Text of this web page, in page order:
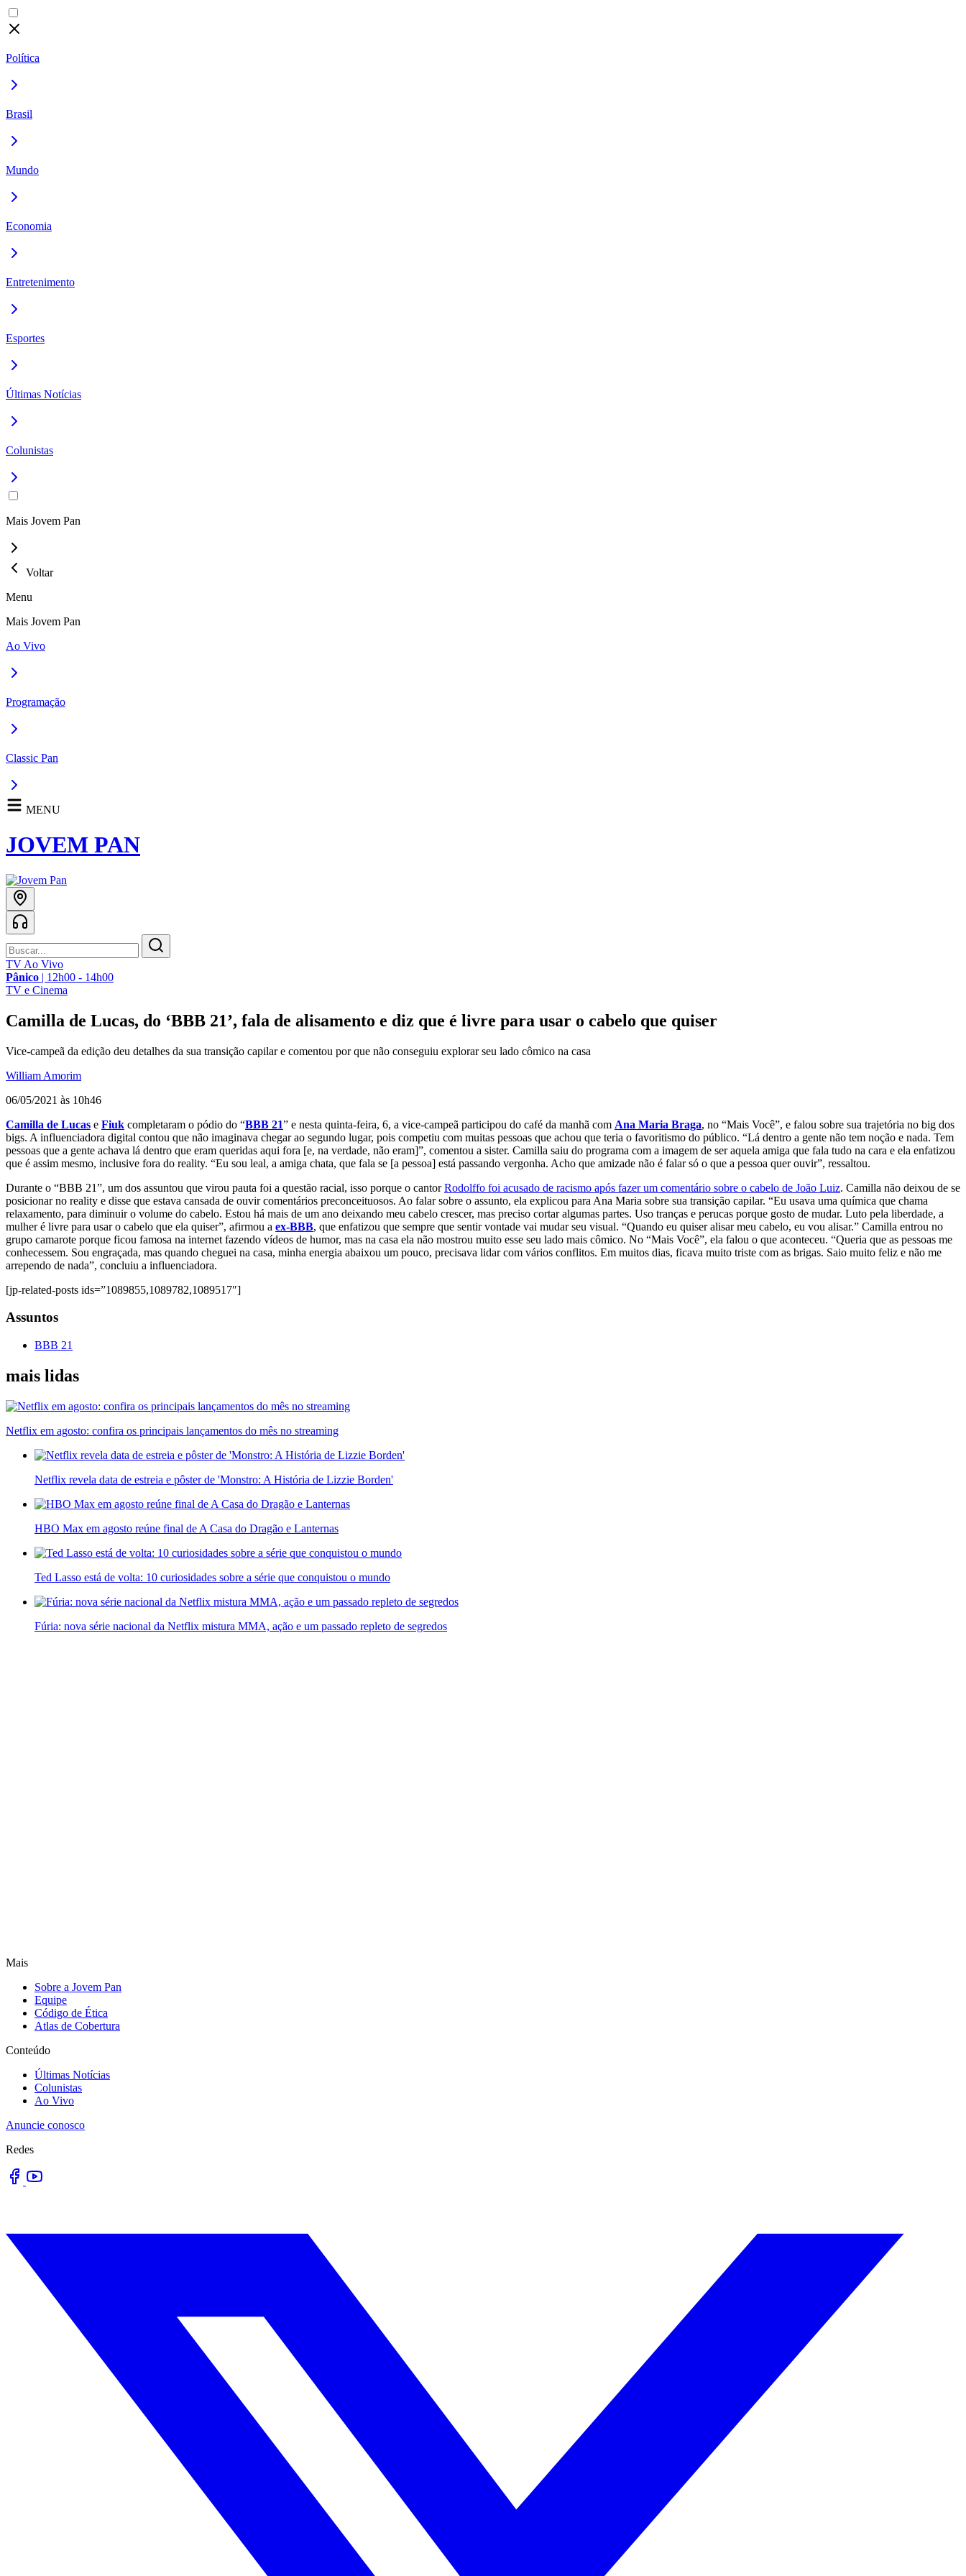
Política
Brasil
Mundo
Economia
Entretenimento
Esportes
Últimas Notícias
Colunistas
Mais Jovem Pan
Voltar
Menu
Mais Jovem Pan
Ao Vivo
Programação
Classic Pan
MENU
JOVEM PAN
TV Ao Vivo
Pânico | 12h00 - 14h00
TV e Cinema
Camilla de Lucas, do ‘BBB 21’, fala de alisamento e diz que é livre para usar o cabelo que quiser
Vice-campeã da edição deu detalhes da sua transição capilar e comentou por que não conseguiu explorar seu lado cômico na casa
William Amorim
06/05/2021 às 10h46
Camilla de Lucas e Fiuk completaram o pódio do “BBB 21” e nesta quinta-feira, 6, a vice-campeã participou do café da manhã com Ana Maria Braga, no “Mais Você”, e falou sobre sua trajetória no big dos
bigs. A influenciadora digital contou que não imaginava chegar ao segundo lugar, pois competiu com muitas pessoas que achou que teria o favoritismo do público. “Lá dentro a gente não tem noção e nada. Tem
pessoas que a gente achava lá dentro que eram queridas aqui fora [e, na verdade, não eram]”, comentou a sister. Camilla saiu do programa com a imagem de ser aquela amiga que fala tudo na cara e ela enfatizou
que é assim mesmo, inclusive fora do reality. “Eu sou leal, a amiga chata, que fala se [a pessoa] está passando vergonha. Acho que amizade não é falar só o que a pessoa quer ouvir”, ressaltou.
Durante o “BBB 21”, um dos assuntou que virou pauta foi a questão racial, isso porque o cantorRodolffo foi acusado de racismo após fazer um comentário sobre o cabelo de João Luiz. Camilla não deixou de se
posicionar no reality e disse que estava cansada de ouvir comentários preconceituosos. Ao falar sobre o assunto, ela explicou para Ana Maria sobre sua transição capilar. “Eu usava uma química que chama
relaxamento, para diminuir o volume do cabelo. Estou há mais de um ano deixando meu cabelo crescer, mas preciso cortar algumas partes. Uso tranças e perucas porque gosto de mudar. Luto pela liberdade, a
mulher é livre para usar o cabelo que ela quiser”, afirmou a ex-BBB, que enfatizou que sempre que sentir vontade vai mudar seu visual. “Quando eu quiser alisar meu cabelo, eu vou alisar.” Camilla entrou no
grupo camarote porque ficou famosa na internet fazendo vídeos de humor, mas na casa ela não mostrou muito esse seu lado mais cômico. No “Mais Você”, ela falou o que aconteceu. “Queria que as pessoas me
conhecessem. Sou engraçada, mas quando cheguei na casa, minha energia abaixou um pouco, precisava lidar com vários conflitos. Em muitos dias, ficava muito triste com as brigas. Saio muito feliz e não me
arrependo de nada”, concluiu a influenciadora.
[jp-related-posts ids=”1089855,1089782,1089517″]
Assuntos
BBB 21
mais lidas
Netflix em agosto: confira os principais lançamentos do mês no streaming
Netflix revela data de estreia e pôster de 'Monstro: A História de Lizzie Borden'
HBO Max em agosto reúne final de A Casa do Dragão e Lanternas
Ted Lasso está de volta: 10 curiosidades sobre a série que conquistou o mundo
Fúria: nova série nacional da Netflix mistura MMA, ação e um passado repleto de segredos
Mais
Sobre a Jovem Pan
Equipe
Código de Ética
Atlas de Cobertura
Conteúdo
Últimas Notícias
Colunistas
Ao Vivo
Anuncie conosco
Redes